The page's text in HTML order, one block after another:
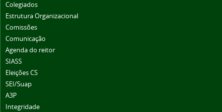
Colegiados
Estrutura Organizacional
Comissões
Comunicação
Agenda do reitor
SIASS
Eleições CS
SEI/Suap
A3P
Integridade